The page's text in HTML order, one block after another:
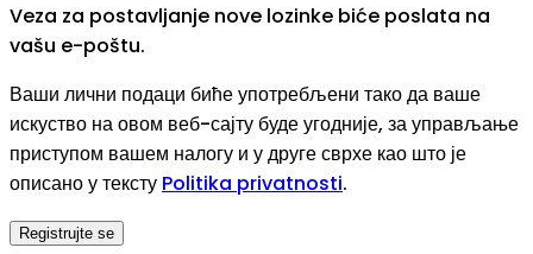
Veza za postavljanje nove lozinke biće poslata na
vašu e-poštu.
Ваши лични подаци биће употребљени тако да ваше
искуство на овом веб-сајту буде угодније, за управљање
приступом вашем налогу и у друге сврхе као што је
описано у тексту Politika privatnosti.
Registrujte se